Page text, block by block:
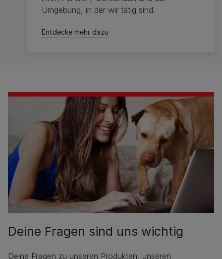
Umgebung, in der wir tätig sind.
Entdecke mehr dazu
Deine Fragen sind uns wichtig
Deine Fragen zu unseren Produkten, unseren